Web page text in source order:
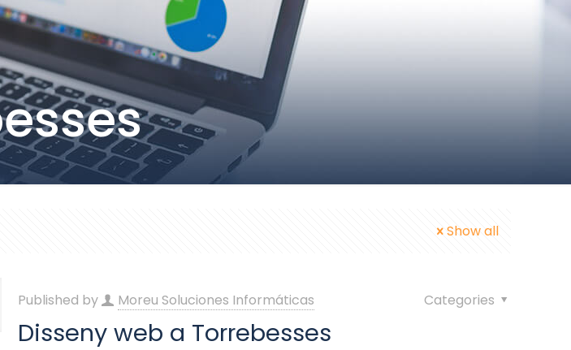
Show all
Published by Moreu Soluciones Informáticas Categories
Disseny web a Torrebesses